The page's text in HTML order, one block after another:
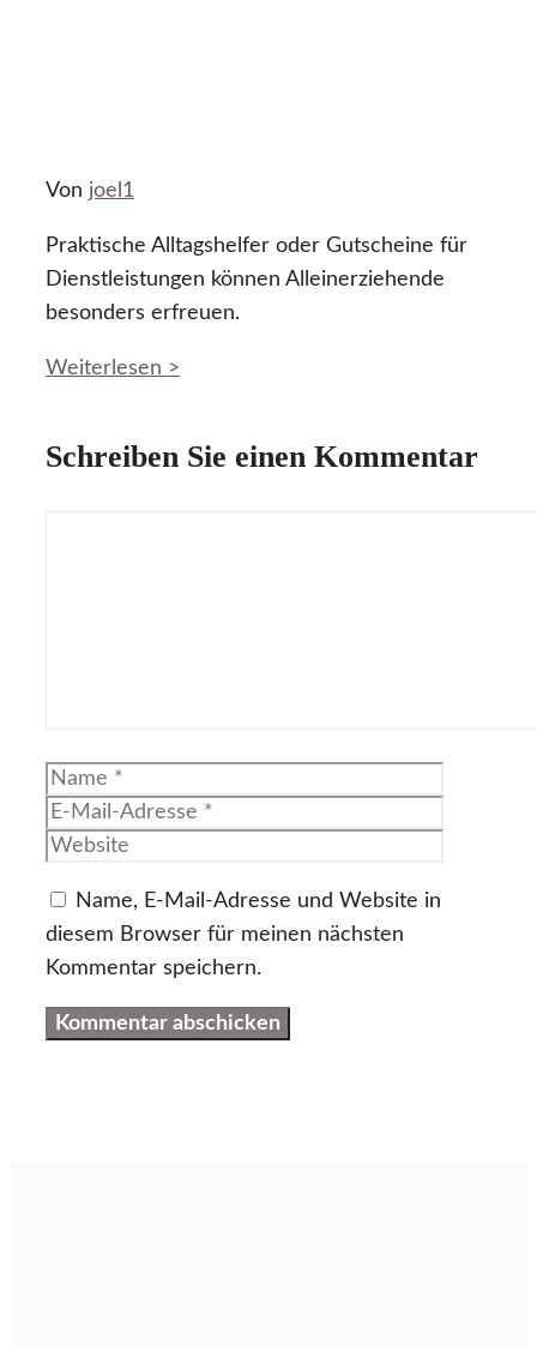
Von joel1
Praktische Alltagshelfer oder Gutscheine für
Dienstleistungen können Alleinerziehende
besonders erfreuen.
Weiterlesen >
Schreiben Sie einen Kommentar
Name
Name, E-Mail-Adresse und Website in
diesem Browser für meinen nächsten
Kommentar speichern.